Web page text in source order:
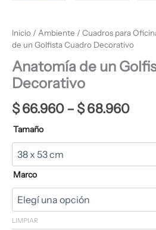
Inicio / Ambiente / Cuadros para
de un Golfista Cuadro Decorativo
Anatomía de un
Decorativo
$66.960– $68.960
Tamaño
Marco
LIMPIAR